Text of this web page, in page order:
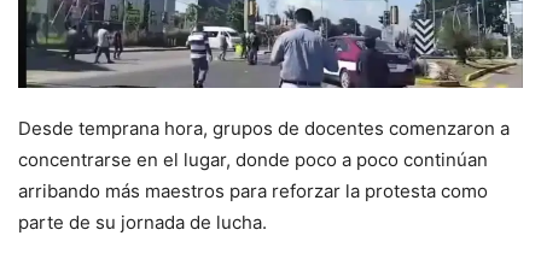
Desde temprana hora, grupos de docentes comenzaron a
concentrarse en el lugar, donde poco a poco continúan
arribando más maestros para reforzar la protesta como
parte de su jornada de lucha.